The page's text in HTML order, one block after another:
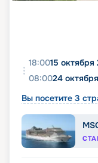
18:0015 октября
08:0024
Вы посетите 3